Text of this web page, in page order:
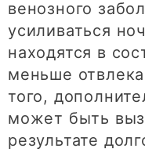
венозного
усиливаться
находятся в
меньше
того,
может быть
результате